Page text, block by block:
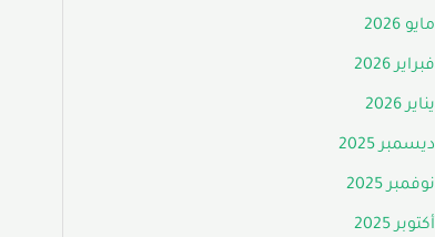
مايو 2026
فبراير 2026
يناير 2026
ديسمبر 2025
نوفمبر 2025
أكتوبر 2025